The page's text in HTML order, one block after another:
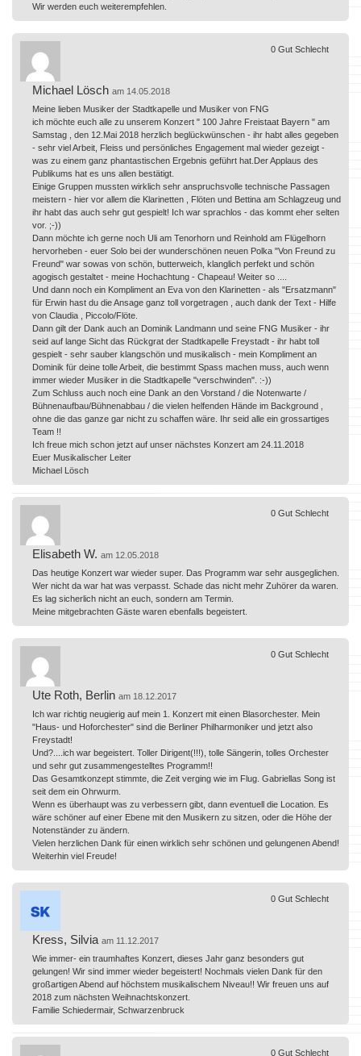
Wir werden euch weiterempfehlen.
Michael Lösch am 14.05.2018
Meine lieben Musiker der Stadtkapelle und Musiker von FNG
ich möchte euch alle zu unserem Konzert " 100 Jahre Freistaat Bayern " am
Samstag , den 12.Mai 2018 herzlich beglückwünschen - ihr habt alles gegeben
- sehr viel Arbeit, Fleiss und persönliches Engagement mal wieder gezeigt -
was zu einem ganz phantastischen Ergebnis geführt hat.Der Applaus des
Publikums hat es uns allen bestätigt.
Einige Gruppen mussten wirklich sehr anspruchsvolle technische Passagen
meistern - hier vor allem die Klarinetten , Flöten und Bettina am Schlagzeug und
ihr habt das auch sehr gut gespielt! Ich war sprachlos - das kommt eher selten
vor. ;-))
Dann möchte ich gerne noch Uli am Tenorhorn und Reinhold am Flügelhorn
hervorheben - euer Solo bei der wunderschönen neuen Polka "Von Freund zu
Freund" war sowas von schön, butterweich, klanglich perfekt und schön
agogisch gestaltet - meine Hochachtung - Chapeau! Weiter so ....
Und dann noch ein Kompliment an Eva von den Klarinetten - als "Ersatzmann"
für Erwin hast du die Ansage ganz toll vorgetragen , auch dank der Text - Hilfe
von Claudia , Piccolo/Flöte.
Dann gilt der Dank auch an Dominik Landmann und seine FNG Musiker - ihr
seid auf lange Sicht das Rückgrat der Stadtkapelle Freystadt - ihr habt toll
gespielt - sehr sauber klangschön und musikalisch - mein Kompliment an
Dominik für deine tolle Arbeit, die bestimmt Spass machen muss, auch wenn
immer wieder Musiker in die Stadtkapelle "verschwinden". :-))
Zum Schluss auch noch eine Dank an den Vorstand / die Notenwarte /
Bühnenaufbau/Bühnenabbau / die vielen helfenden Hände im Background ,
ohne die das ganze gar nicht zu schaffen wäre. Ihr seid alle ein grossartiges
Team !!
Ich freue mich schon jetzt auf unser nächstes Konzert am 24.11.2018
Euer Musikalischer Leiter
Michael Lösch
0 Gut Schlecht
Elisabeth W. am 12.05.2018
Das heutige Konzert war wieder super. Das Programm war sehr ausgeglichen.
Wer nicht da war hat was verpasst. Schade das nicht mehr Zuhörer da waren.
Es lag sicherlich nicht an euch, sondern am Termin.
Meine mitgebrachten Gäste waren ebenfalls begeistert.
0 Gut Schlecht
Ute Roth, Berlin am 18.12.2017
Ich war richtig neugierig auf mein 1. Konzert mit einen Blasorchester. Mein
"Haus- und Hoforchester" sind die Berliner Philharmoniker und jetzt also
Freystadt!
Und?....ich war begeistert. Toller Dirigent(!!!), tolle Sängerin, tolles Orchester
und sehr gut zusammengestelltes Programm!!
Das Gesamtkonzept stimmte, die Zeit verging wie im Flug. Gabriellas Song ist
seit dem ein Ohrwurm.
Wenn es überhaupt was zu verbessern gibt, dann eventuell die Location. Es
wäre schöner auf einer Ebene mit den Musikern zu sitzen, oder die Höhe der
Notenständer zu ändern.
Vielen herzlichen Dank für einen wirklich sehr schönen und gelungenen Abend!
Weiterhin viel Freude!
0 Gut Schlecht
Kress, Silvia am 11.12.2017
Wie immer- ein traumhaftes Konzert, dieses Jahr ganz besonders gut
gelungen! Wir sind immer wieder begeistert! Nochmals vielen Dank für den
großartigen Abend auf höchstem musikalischem Niveau!! Wir freuen uns auf
2018 zum nächsten Weihnachtskonzert.
Familie Schiedermair, Schwarzenbruck
0 Gut Schlecht
0 Gut Schlecht